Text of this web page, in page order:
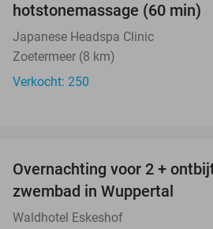
hotstonemassage (60 min)
Japanese Headspa Clinic
Zoetermeer (8 km)
Verkocht: 250
Overnachting voor 2 +
zwembad in Wuppertal
Waldhotel Eskeshof